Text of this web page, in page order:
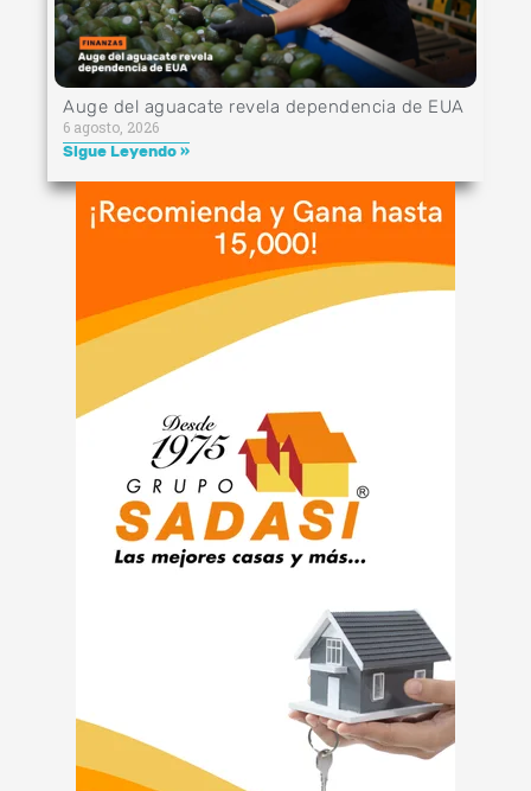
Auge del aguacate revela dependencia de EUA
6 agosto, 2026
Sigue Leyendo »